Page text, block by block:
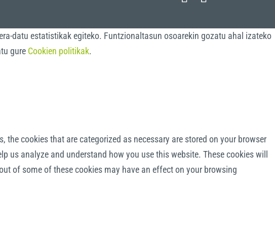
datu estatistikak egiteko. Funtzionaltasun osoarekin gozatu ahal izateko
gure Cookien politikak.
cookies that are categorized as necessary are stored on your browser
us analyze and understand how you use this website. These cookies will
of some of these cookies may have an effect on your browsing